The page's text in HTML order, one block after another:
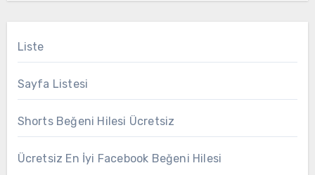
Liste
Sayfa Listesi
Shorts Beğeni Hilesi Ücretsiz
Ücretsiz En İyi Facebook Beğeni Hilesi